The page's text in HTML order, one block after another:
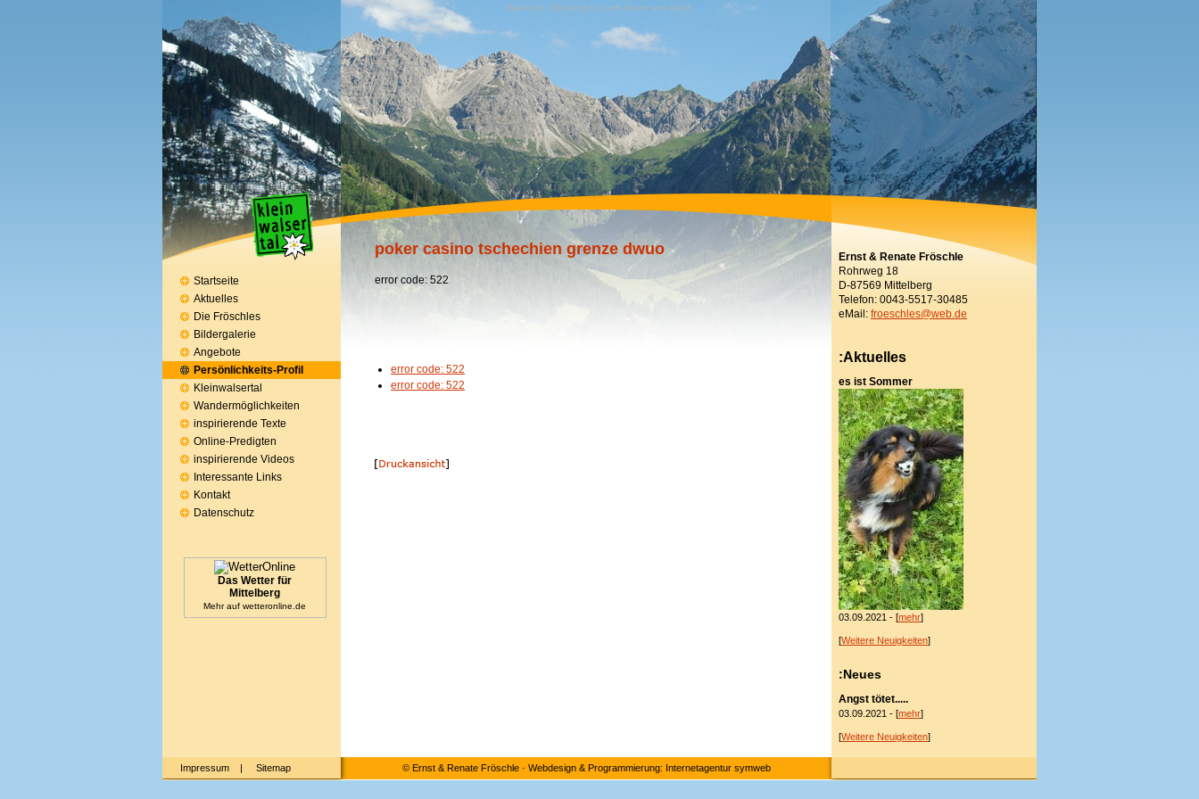
Wandern, Erholung für Leib,Seele und Geist,
poker casino tschechien grenze dwuo
error code: 522
error code: 522
error code: 522
Startseite
Aktuelles
Die Fröschles
Bildergalerie
Angebote
Persönlichkeits-Profil
Kleinwalsertal
Wandermöglichkeiten
inspirierende Texte
Online-Predigten
inspirierende Videos
Interessante Links
Kontakt
Datenschutz
Das Wetter für
Mittelberg
Mehr auf wetteronline.de
Ernst & Renate Fröschle
Rohrweg 18
D-87569 Mittelberg
Telefon: 0043-5517-30485
eMail: froeschles@web.de
:Aktuelles
es ist Sommer
03.09.2021 - [mehr]
[Weitere Neuigkeiten]
:Neues
Angst tötet.....
03.09.2021 - [mehr]
[Weitere Neuigkeiten]
Impressum | Sitemap © Ernst & Renate Fröschle· Webdesign & Programmierung: Internetagentur symweb